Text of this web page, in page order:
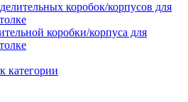
коробок/корпусов для
коробки/корпуса для
категории